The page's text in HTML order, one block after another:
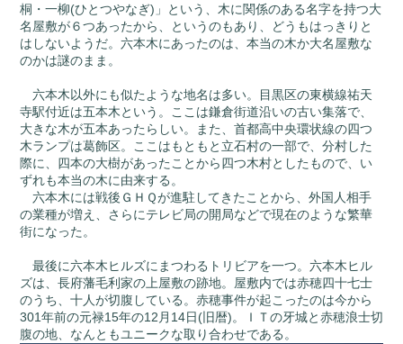
桐・一柳(ひとつやなぎ)」という、木に関係のある名字を持つ大
名屋敷が６つあったから、というのもあり、どうもはっきりと
はしないようだ。六本木にあったのは、本当の木か大名屋敷な
のかは謎のまま。
六本木以外にも似たような地名は多い。目黒区の東横線祐天
寺駅付近は五本木という。ここは鎌倉街道沿いの古い集落で、
大きな木が五本あったらしい。また、首都高中央環状線の四つ
木ランプは葛飾区。ここはもともと立石村の一部で、分村した
際に、四本の大樹があったことから四つ木村としたもので、い
ずれも本当の木に由来する。
六本木には戦後ＧＨＱが進駐してきたことから、外国人相手
の業種が増え、さらにテレビ局の開局などで現在のような繁華
街になった。
最後に六本木ヒルズにまつわるトリビアを一つ。六本木ヒル
ズは、長府藩毛利家の上屋敷の跡地。屋敷内では赤穂四十七士
のうち、十人が切腹している。赤穂事件が起こったのは今から
301年前の元禄15年の12月14日(旧暦)。ＩＴの牙城と赤穂浪士切
腹の地、なんともユニークな取り合わせである。